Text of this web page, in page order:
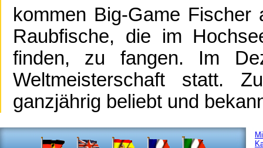
kommen Big-Game
Raubfische, die im
finden, zu fangen. Im
Weltmeisterschaft statt.
ganzjährig beliebt und